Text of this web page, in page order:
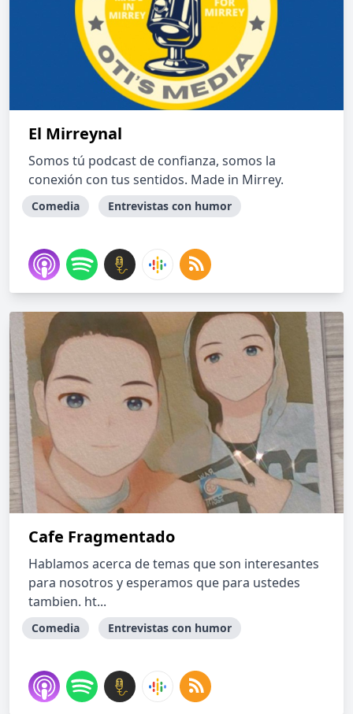
El Mirreynal
Somos tú podcast de confianza, somos la
conexión con tus sentidos. Made in Mirrey.
Comedia Entrevistas con humor
Cafe Fragmentado
Hablamos acerca de temas que son interesantes
para nosotros y esperamos que para ustedes
tambien. ht...
Comedia Entrevistas con humor